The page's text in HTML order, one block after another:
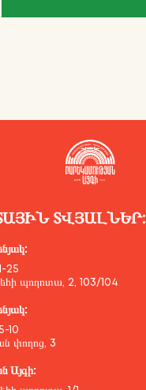
ՏՎՅԱԼՆԵՐ:
25
պողոտա, 2, 103/104
10
փողոց, 3
Այգի: